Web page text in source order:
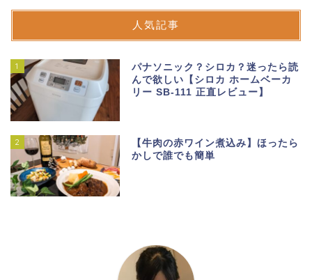
人気記事
1
パナソニック？シロカ？迷ったら読
んで欲しい【シロカ ホームベーカ
リー SB-111 正直レビュー】
2
【牛肉の赤ワイン煮込み】ほったら
かしで誰でも簡単